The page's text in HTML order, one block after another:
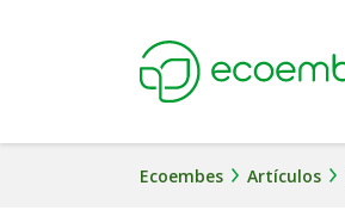
Ecoembes Artículos